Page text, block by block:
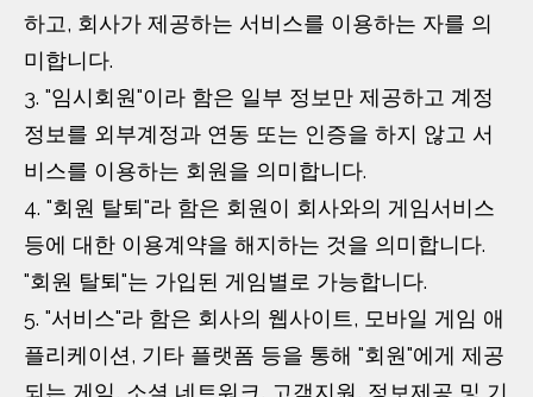
하고, 회사가 제공하는 서비스를 이용하는 자를 의
미합니다.
3. "임시회원"이라 함은 일부 정보만 제공하고 계정
정보를 외부계정과 연동 또는 인증을 하지 않고 서
비스를 이용하는 회원을 의미합니다.
4. "회원 탈퇴"라 함은 회원이 회사와의 게임서비스
등에 대한 이용계약을 해지하는 것을 의미합니다.
"회원 탈퇴"는 가입된 게임별로 가능합니다.
5. "서비스"라 함은 회사의 웹사이트, 모바일 게임 애
플리케이션, 기타 플랫폼 등을 통해 "회원"에게 제공
되는 게임, 소셜 네트워크, 고객지원, 정보제공 및 기